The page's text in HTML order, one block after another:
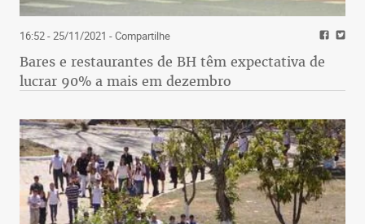
16:52 - 25/11/2021 - Compartilhe
Bares e restaurantes de BH têm expectativa de
lucrar 90% a mais em dezembro